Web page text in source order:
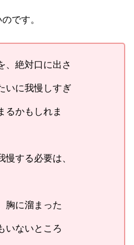
です。
、絶対口に出さ
いに我慢しすぎ
るかもしれま
する必要は、
胸に溜まった
いないところ